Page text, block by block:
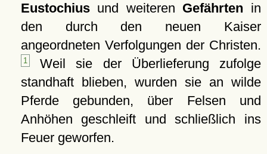
Eustochiusund weiteren Gefährten in
den durch den neuen Kaiser
angeordneten Verfolgungen der Christen.
1 Weil sie der Überlieferung zufolge
standhaft blieben, wurden sie an wilde
Pferde gebunden, über Felsen und
Anhöhen geschleift und schließlich ins
Feuer geworfen.